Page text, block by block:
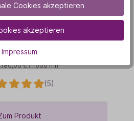
€ / 1000 ml)
5,90 €
(5)
Produkt
Cookies akzeptieren
akzeptieren
Impressum